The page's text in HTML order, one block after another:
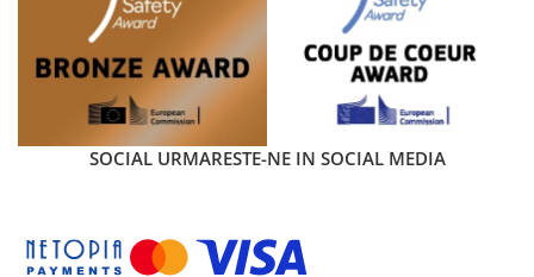
SOCIAL URMARESTE-NE IN SOCIAL MEDIA